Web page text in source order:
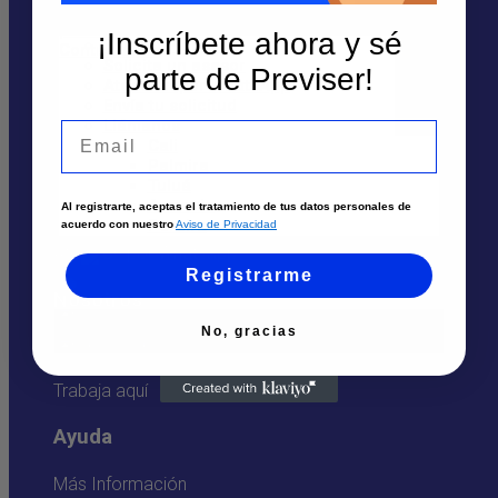
Sedes y Horarios
Solicita un asesor
Atención por WhatsApp
Llámanos
Armenia
Pereira
Te puede interesar
Solicita un asesor
Atención por Whatsapp
Nosotros
Trabaja aquí
Ayuda
Más Información
¡Inscríbete ahora y sé
parte de Previser!
Al registrarte, aceptas el tratamiento de tus datos personales de
acuerdo con nuestroAviso de Privacidad
Registrarme
No, gracias